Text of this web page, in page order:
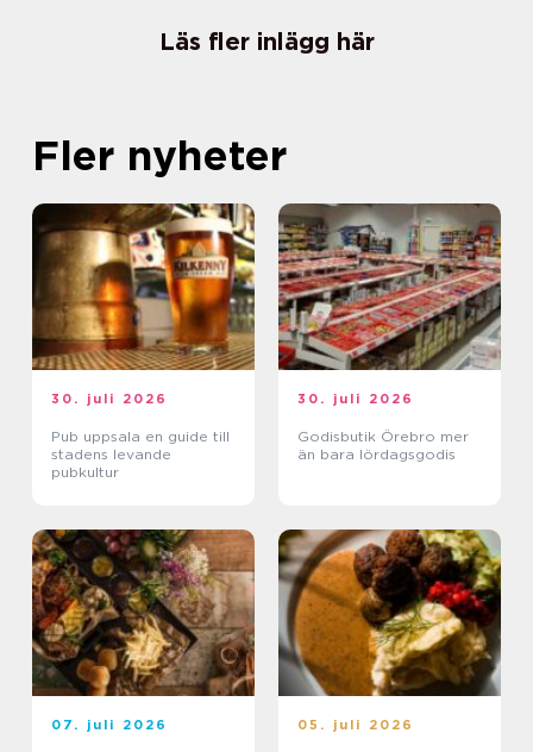
Läs fler inlägg här
Fler nyheter
30. juli 2026
Pub uppsala en guide till
stadens levande
pubkultur
30. juli 2026
Godisbutik Örebro mer
än bara lördagsgodis
07. juli 2026 05. juli 2026